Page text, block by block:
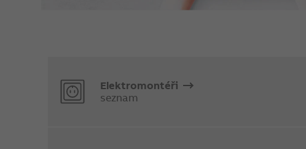
Elektromontéři
seznam